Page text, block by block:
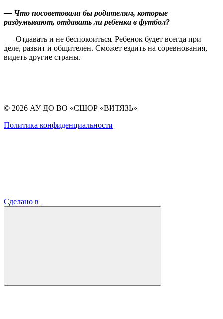
— Что посоветовали бы родителям, которые
раздумывают, отдавать ли ребенка в футбол?
— Отдавать и не беспокоиться. Ребенок будет всегда при
деле, развит и общителен. Сможет ездить на соревнования,
видеть другие страны.
© 2026 АУ ДО ВО «СШОР «ВИТЯЗЬ»
Политика конфиденциальности
Сделано в